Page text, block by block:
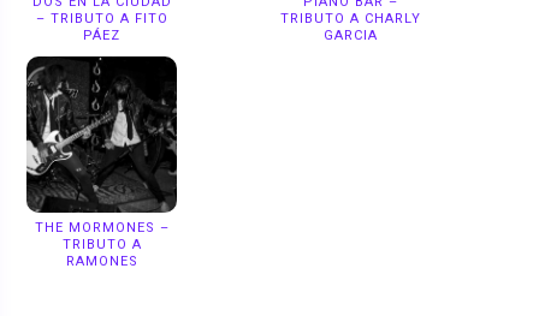
– TRIBUTO A FITO
PÁEZ
TRIBUTO A CHARLY
GARCIA
THE MORMONES –
TRIBUTO A
RAMONES